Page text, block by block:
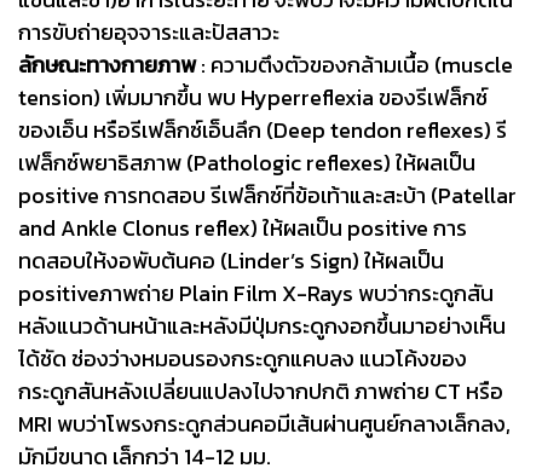
การขับถ่ายอุจจาระและปัสสาวะ
ลักษณะทางกายภาพ: ความตึงตัวของกล้ามเนื้อ (muscle
tension) เพิ่มมากขึ้น พบ Hyperreflexia ของรีเฟล็กซ์
ของเอ็น หรือรีเฟล็กซ์เอ็นลึก (Deep tendon reflexes) รี
เฟล็กซ์พยาธิสภาพ (Pathologic reflexes) ให้ผลเป็น
positive การทดสอบ รีเฟล็กซ์ที่ข้อเท้าและสะบ้า (Patellar
and Ankle Clonus reflex) ให้ผลเป็น positive การ
ทดสอบให้งอพับต้นคอ (Linder’s Sign) ให้ผลเป็น
positiveภาพถ่าย Plain Film X-Rays พบว่ากระดูกสัน
หลังแนวด้านหน้าและหลังมีปุ่มกระดูกงอกขึ้นมาอย่างเห็น
ได้ชัด ช่องว่างหมอนรองกระดูกแคบลง แนวโค้งของ
กระดูกสันหลังเปลี่ยนแปลงไปจากปกติ ภาพถ่าย CT หรือ
MRI พบว่าโพรงกระดูกส่วนคอมีเส้นผ่านศูนย์กลางเล็กลง,
มักมีขนาด เล็กกว่า 14-12 มม.